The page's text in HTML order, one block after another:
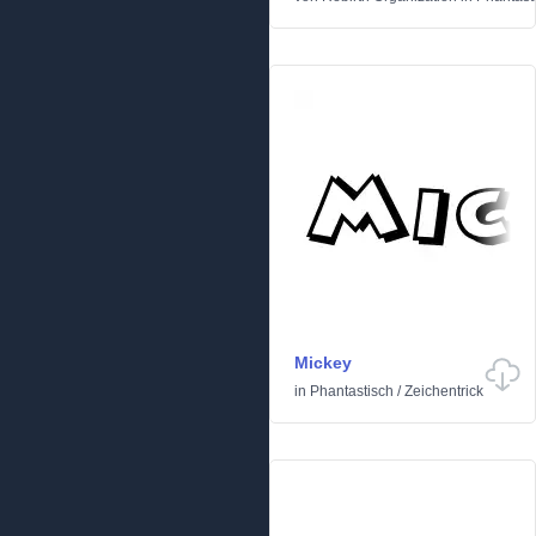
Mickey
in Phantastisch /Zeichentrick